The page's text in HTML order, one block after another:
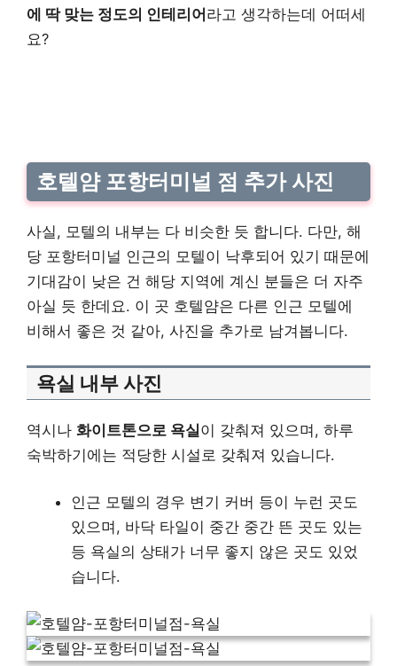
에 딱 맞는 정도의 인테리어 라고 생각하는데 어떠세
요?
호텔얌 포항터미널 점 추가 사진
사실, 모텔의 내부는 다 비슷한 듯 합니다. 다만, 해
당 포항터미널 인근의 모텔이 낙후되어 있기 때문에
기대감이 낮은 건 해당 지역에 계신 분들은 더 자주
아실 듯 한데요. 이 곳 호텔얌은 다른 인근 모텔에
비해서 좋은 것 같아, 사진을 추가로 남겨봅니다.
욕실 내부 사진
역시나 화이트톤으로 욕실이 갖춰져 있으며, 하루
숙박하기에는 적당한 시설로 갖춰져 있습니다.
인근 모텔의 경우 변기 커버 등이 누런 곳도
있으며, 바닥 타일이 중간 중간 뜬 곳도 있는
등 욕실의 상태가 너무 좋지 않은 곳도 있었
습니다.